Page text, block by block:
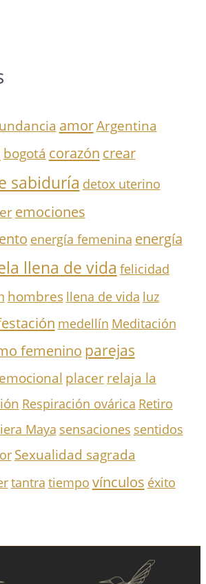
amorArgentina
bogotá corazón crear
sabiduría detox uterino
emociones
energía femenina energía
llena de vida felicidad
hombres llena de vida luz
medellín Meditación
femenino parejas
placer relaja la
Respiración ovárica Retiro
Maya sensaciones sentidos
Sexualidad sagrada
tantra tiempo vínculos éxito